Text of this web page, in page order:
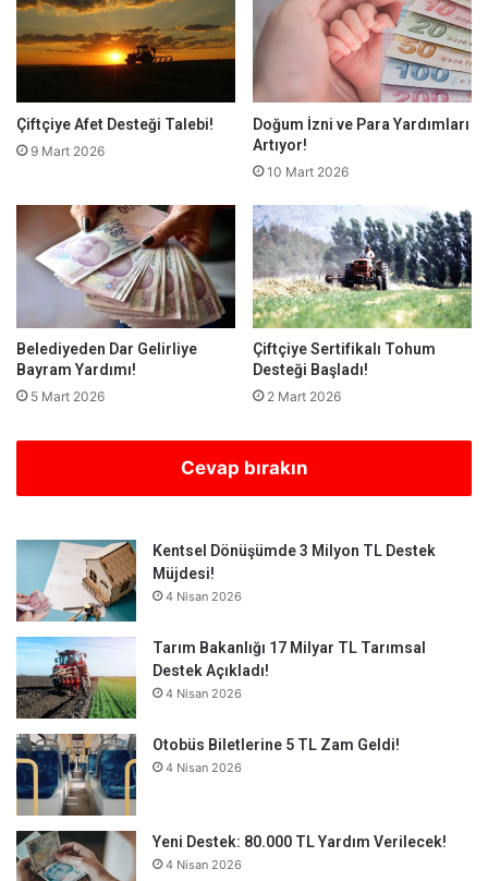
Çiftçiye Afet Desteği Talebi!
9 Mart 2026
Doğum İzni ve Para Yardımları
Artıyor!
10 Mart 2026
Belediyeden Dar Gelirliye
Bayram Yardımı!
5 Mart 2026
Çiftçiye Sertifikalı Tohum
Desteği Başladı!
2 Mart 2026
Cevap bırakın
Kentsel Dönüşümde 3 Milyon TL Destek
Müjdesi!
4 Nisan 2026
Tarım Bakanlığı 17 Milyar TL Tarımsal
Destek Açıkladı!
4 Nisan 2026
Otobüs Biletlerine 5 TL Zam Geldi!
4 Nisan 2026
Yeni Destek: 80.000 TL Yardım Verilecek!
4 Nisan 2026